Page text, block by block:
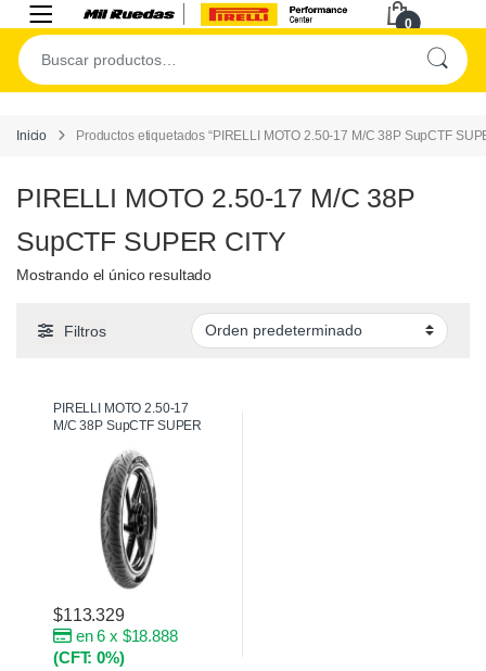
0
Inicio Productos etiquetados “PIRELLI MOTO 2.50-17 M/C 38P SupCTF
PIRELLI MOTO 2.50-17 M/C 38P
SupCTF SUPER CITY
Mostrando el único resultado
Filtros
PIRELLI MOTO 2.50-17
M/C 38P SupCTF SUPER
$113.329
en 6 x $18.888
(CFT: 0%)